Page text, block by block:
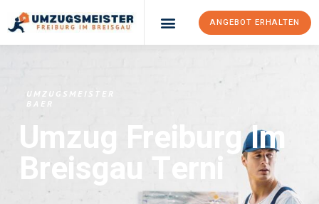
ANGEBOT ERHALTEN
UMZUGSMEISTER
BAER
Umzug Freiburg Im
Breisgau Terni